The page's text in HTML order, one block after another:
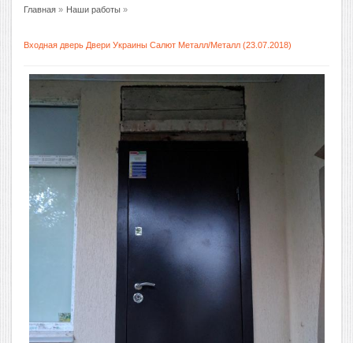
Главная » Наши работы »
Входная дверь Двери Украины Салют Металл/Металл (23.07.2018)